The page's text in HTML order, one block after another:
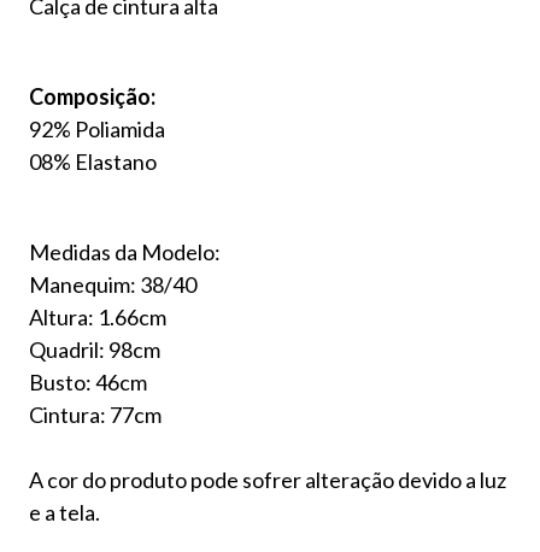
Calça de cintura alta
Composição:
92% Poliamida
08% Elastano
Medidas da Modelo:
Manequim: 38/40
Altura: 1.66cm
Quadril: 98cm
Busto: 46cm
Cintura: 77cm
A cor do produto pode sofrer alteração devido a luz
e a tela.